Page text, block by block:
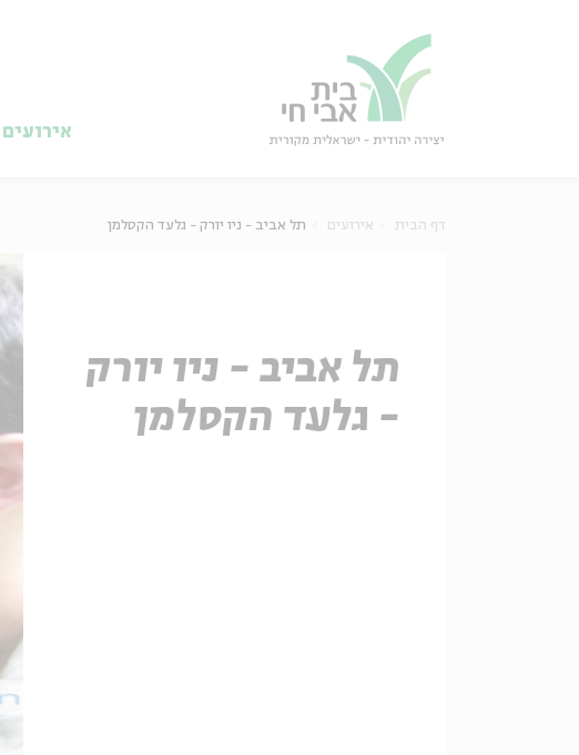
אירועים
דף הבית אירועים תל אביב - ניו יורק - גלעד הקסלמן
תל אביב - ניו יורק
- גלעד הקסלמן